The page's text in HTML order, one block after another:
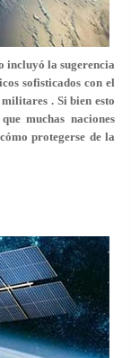
incluyó la sugerencia
sofisticados con el
. Si bien esto
muchas naciones
protegerse de la